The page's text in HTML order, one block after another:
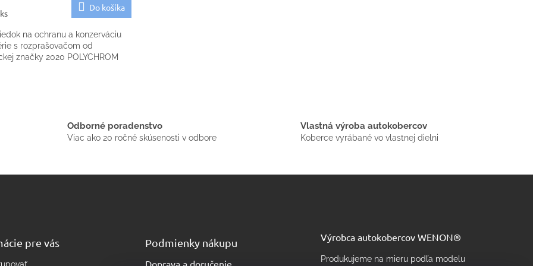
Do košíka
na ochranu a konzerváciu
s rozprašovačom od
značky 2020 POLYCHROM
e
v
Odborné poradenstvo
Viac ako 20 ročné skúsenosti v odbore
Vlastná výroba autokobercov
Koberce vyrábané vo vlastnej dielni
pre vás Podmienky nákupu Výrobca autokobercov WENON®
Produkujeme na mieru podľa modelu